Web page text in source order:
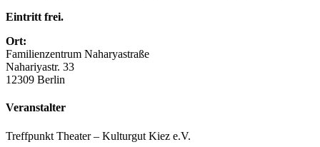
Eintritt frei.
Ort:
Familienzentrum Naharyastraße
Nahariyastr. 33
12309 Berlin
Veranstalter
Treffpunkt Theater – Kulturgut Kiez e.V.